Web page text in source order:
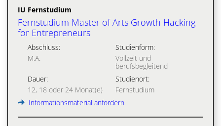
IU Fernstudium
Fernstudium Master of Arts Growth Hacking
for Entrepreneurs
Abschluss:
M.A.
Studienform:
Vollzeit und
berufsbegleitend
Dauer:
12, 18 oder 24 Monat(e)
Studienort:
Fernstudium
Informationsmaterial anfordern